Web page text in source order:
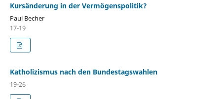
Kursänderung in der Vermögenspolitik?
Paul Becher
17-19
Katholizismus nach den Bundestagswahlen
19-26